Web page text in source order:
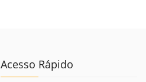
Acesso Rápido